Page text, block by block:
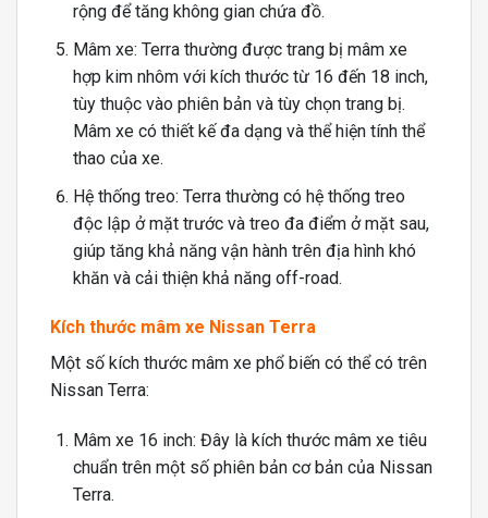
rộng để tăng không gian chứa đồ.
Mâm xe: Terra thường được trang bị mâm xe
hợp kim nhôm với kích thước từ 16 đến 18 inch,
tùy thuộc vào phiên bản và tùy chọn trang bị.
Mâm xe có thiết kế đa dạng và thể hiện tính thể
thao của xe.
Hệ thống treo: Terra thường có hệ thống treo
độc lập ở mặt trước và treo đa điểm ở mặt sau,
giúp tăng khả năng vận hành trên địa hình khó
khăn và cải thiện khả năng off-road.
Kích thước mâm xe Nissan Terra
Một số kích thước mâm xe phổ biến có thể có trên
Nissan Terra:
Mâm xe 16 inch: Đây là kích thước mâm xe tiêu
chuẩn trên một số phiên bản cơ bản của Nissan
Terra.